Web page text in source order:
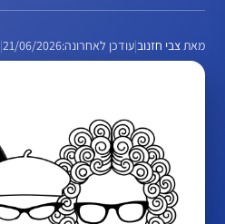
מאתצבי חזנוב|עודכן לאחרונה:21/06/2026
|